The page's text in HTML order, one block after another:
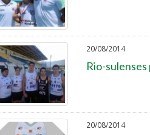
20/08/2014
Rio-
20/08/2014